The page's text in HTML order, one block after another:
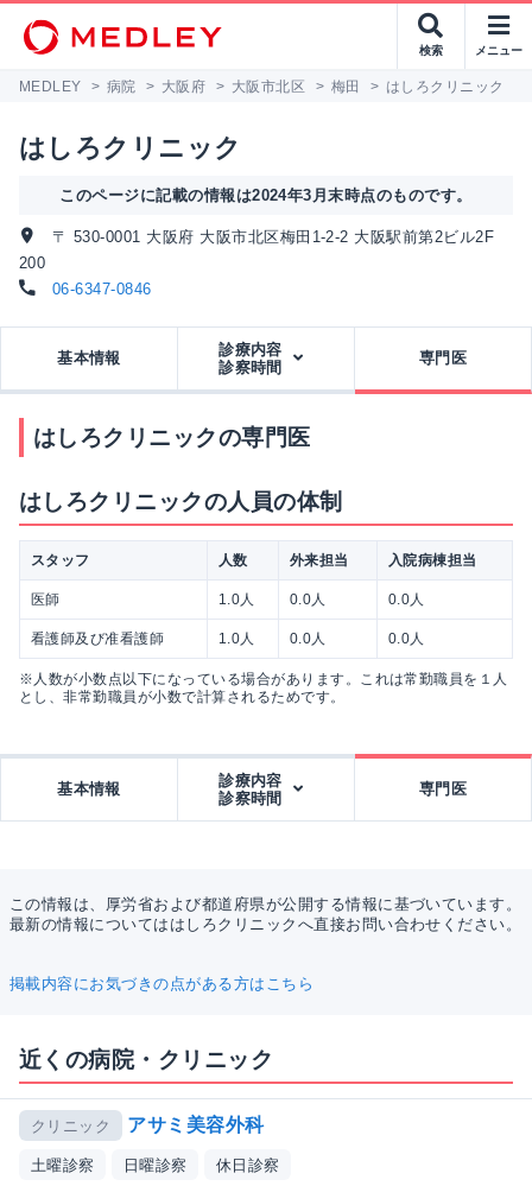
検索 メニュー
MEDLEY > 病院 > 大阪府 > 大阪市北区 > 梅田 > はしろクリニック
はしろクリニック
このページに記載の情報は2024年3月末時点のものです。
〒 530-0001 大阪府 大阪市北区梅田1-2-2 大阪駅前第2ビル2F
200
06-6347-0846
基本情報
診療内容
診察時間
専門医
はしろクリニックの専門医
はしろクリニックの人員の体制
スタッフ 人数 外来担当 入院病棟担当
医師 1.0人 0.0人 0.0人
看護師及び准看護師 1.0人 0.0人 0.0人
※人数が小数点以下になっている場合があります。これは常勤職員を１人
とし、非常勤職員が小数で計算されるためです。
基本情報
診療内容
診察時間
専門医
この情報は、厚労省および都道府県が公開する情報に基づいています。
最新の情報についてははしろクリニックへ直接お問い合わせください。
掲載内容にお気づきの点がある方はこちら
近くの病院・クリニック
クリニック アサミ美容外科
土曜診察 日曜診察 休日診察